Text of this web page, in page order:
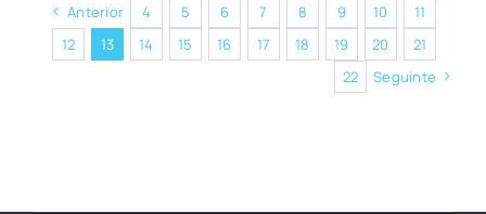
Anterior 4 5 6 7 8 9 10
11
12
13 14 15 16 17 18 19 20
21
22
Seguinte